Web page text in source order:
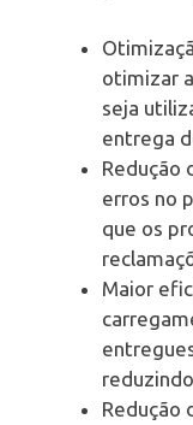
otimizar
seja
entrega
Redução
erros no
que os
Maior
Redução